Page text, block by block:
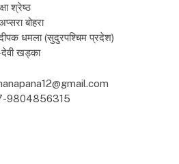
श्रेष्ठ
बोहरा
धमला (सुदुरपश्चिम प्रदेश)
देवी खड्का
9804856315